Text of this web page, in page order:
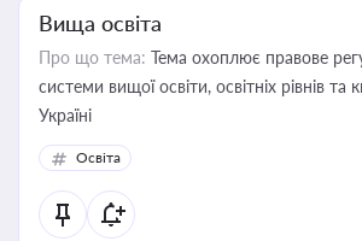
Вища освіта
Про що тема: Тема охоплює правове
системи вищої освіти, освітніх рівнів та
Україні
Освіта